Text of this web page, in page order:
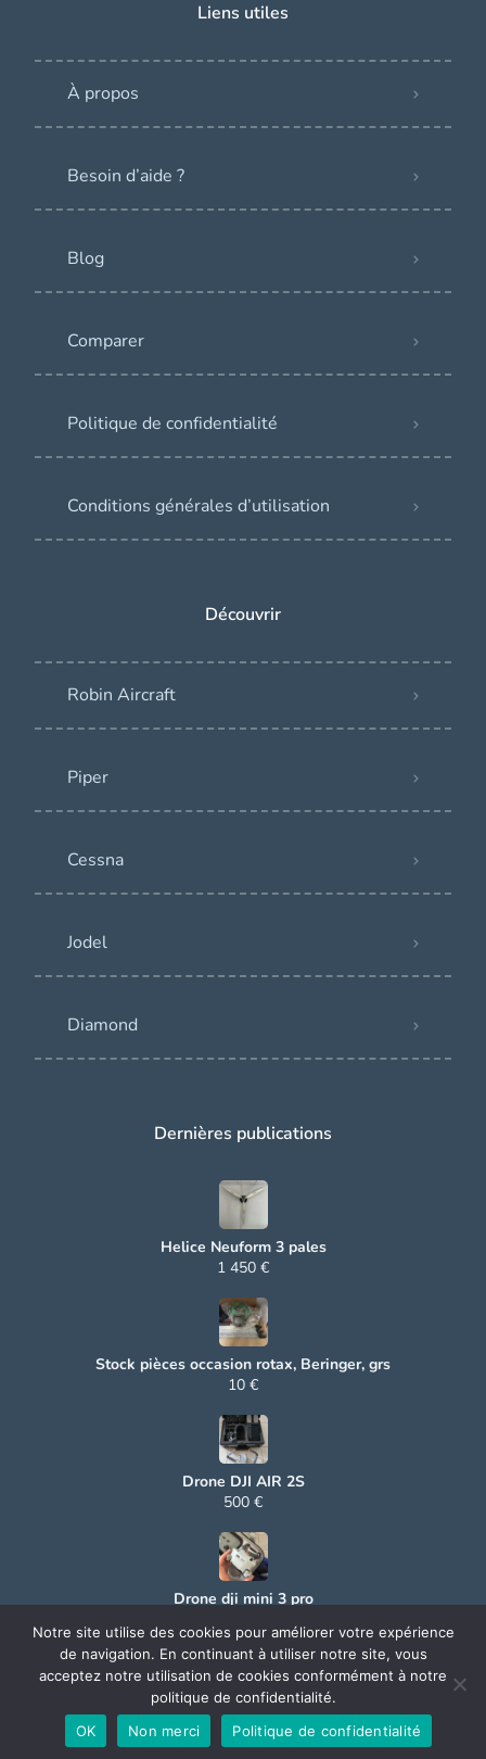
Liens utiles
À propos
Besoin d’aide ?
Blog
Comparer
Politique de confidentialité
Conditions générales d’utilisation
Découvrir
Robin Aircraft
Piper
Cessna
Jodel
Diamond
Dernières publications
Helice Neuform 3 pales
1 450 €
Stock pièces occasion rotax, Beringer, grs
10 €
Drone DJI AIR 2S
500 €
Drone dji mini 3 pro
© 2025 Aerocoin. All rights reserved.
Notre site utilise des cookies pour améliorer votre expérience
de navigation. En continuant à utiliser notre site, vous
acceptez notre utilisation de cookies conformément à notre
politique de confidentialité.
OK
Non merci Politique de confidentialité